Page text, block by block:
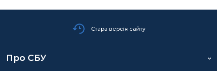
Стара версія сайту
Про СБУ